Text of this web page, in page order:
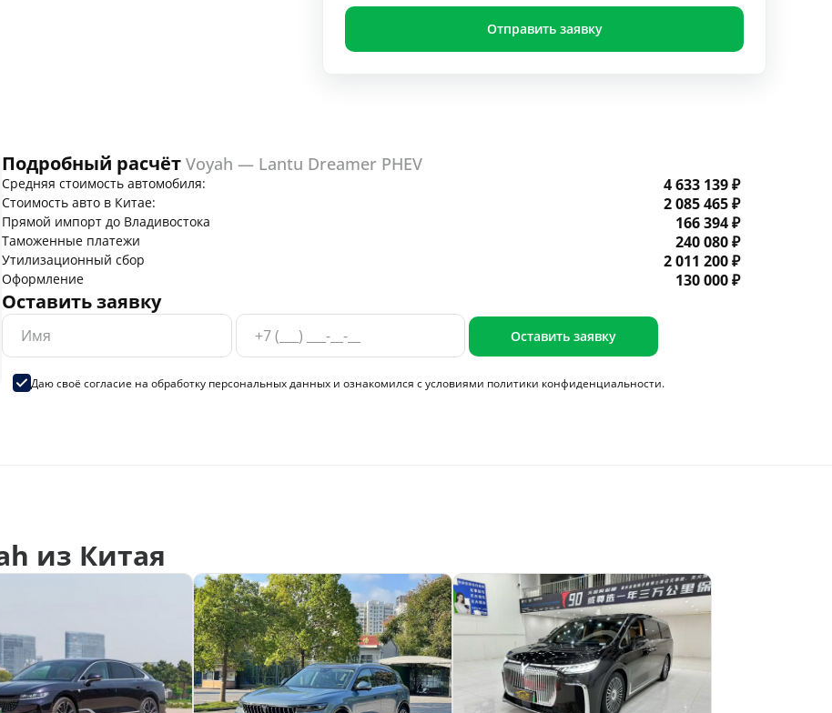
Отправить заявку
Подробный расчёт Voyah — Lantu Dreamer PHEV
Средняя стоимость автомобиля: 4 633 139 ₽
Стоимость авто в Китае: 2 085 465 ₽
Прямой импорт до Владивостока 166 394 ₽
Таможенные платежи 240 080 ₽
Утилизационный сбор 2 011 200 ₽
Оформление 130 000 ₽
Оставить заявку
Оставить заявку
Даю своё согласие на обработку персональных данных и ознакомился с условиями политики конфиденциальности.
из Китая